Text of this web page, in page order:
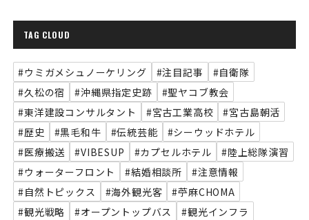
TAG CLOUD
#ウミガメシュノーケリング #注目記事
#自衛隊
#久松の宿
#沖縄県指定史跡
#聖ヤコブ教会
#東洋建設コンサルタント
#宮古工業高校
#宮古島朝活
#歴史
#黒毛和牛 #伝統芸能
#シーウッドホテル
#医療搬送
#VIBESUP #カプセルホテル
#陸上総隊演習
#ウォーターフロント
#結婚相談所
#注意情報
#自然トピックス
#海外観光客
#苧麻CHOMA
#観光戦略
#オープントップバス
#観光インフラ